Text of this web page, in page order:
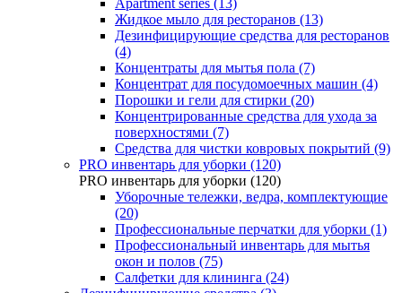
Apartment series (13)
Жидкое мыло для ресторанов (13)
Дезинфицирующие средства для ресторанов
(4)
Концентраты для мытья пола (7)
Концентрат для посудомоечных машин (4)
Порошки и гели для стирки (20)
Концентрированные средства для ухода за
поверхностями (7)
Средства для чистки ковровых покрытий (9)
PRO инвентарь для уборки (120)
PRO инвентарь для уборки (120)
Уборочные тележки, ведра, комплектующие
(20)
Профессиональные перчатки для уборки (1)
Профессиональный инвентарь для мытья
окон и полов (75)
Салфетки для клининга (24)